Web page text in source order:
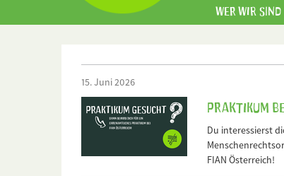
Wer wir sind
15. Juni 2026
Praktikum
Du interessierst
FIAN Österreich!